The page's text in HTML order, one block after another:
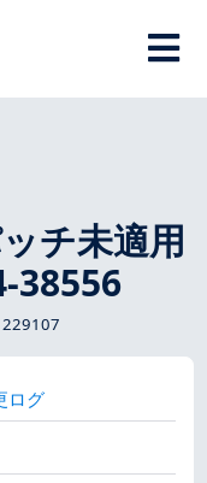
チ未適用
38556
229107
ログ